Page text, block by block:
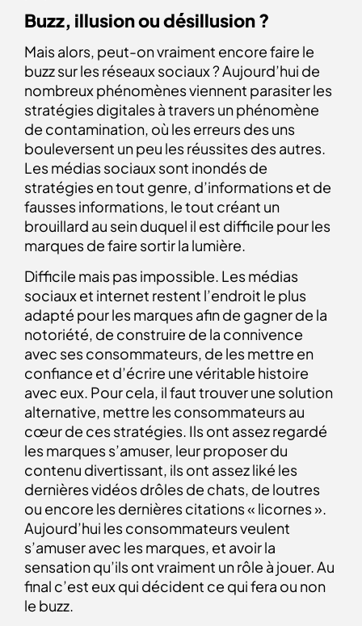
Buzz, illusion ou désillusion ?
Mais alors, peut-on vraiment encore faire le
buzz sur les réseaux sociaux ? Aujourd’hui de
nombreux phénomènes viennent parasiter les
stratégies digitales à travers un phénomène
de contamination, où les erreurs des uns
bouleversent un peu les réussites des autres.
Les médias sociaux sont inondés de
stratégies en tout genre, d’informations et de
fausses informations, le tout créant un
brouillard au sein duquel il est difficile pour les
marques de faire sortir la lumière.
Difficile mais pas impossible. Les médias
sociaux et internet restent l’endroit le plus
adapté pour les marques afin de gagner de la
notoriété, de construire de la connivence
avec ses consommateurs, de les mettre en
confiance et d’écrire une véritable histoire
avec eux. Pour cela, il faut trouver une solution
alternative, mettre les consommateurs au
cœur de ces stratégies. Ils ont assez regardé
les marques s’amuser, leur proposer du
contenu divertissant, ils ont assez liké les
dernières vidéos drôles de chats, de loutres
ou encore les dernières citations « licornes ».
Aujourd’hui les consommateurs veulent
s’amuser avec les marques, et avoir la
sensation qu’ils ont vraiment un rôle à jouer. Au
final c’est eux qui décident ce qui fera ou non
le buzz.